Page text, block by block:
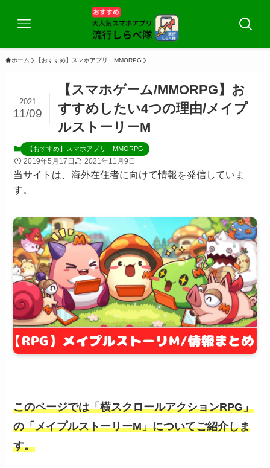
ホーム 【おすすめ】スマホアプリ MMORPG
【スマホゲーム/MMORPG】お
すすめしたい4つの理由/メイプ
ルストーリーM
2021
11/09
【おすすめ】スマホアプリ MMORPG
2019年5月17日 2021年11月9日
当サイトは、海外在住者に向けて情報を発信していま
す。
このページでは「横スクロールアクションRPG」
の「メイプルストーリーM」についてご紹介しま
す。